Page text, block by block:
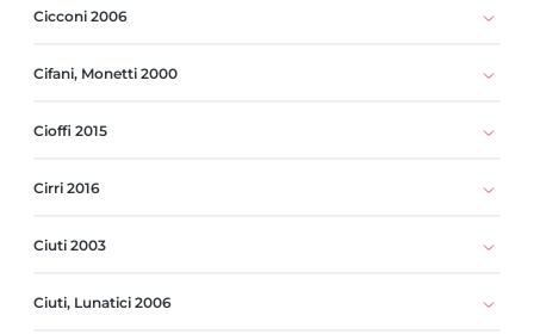
Cicconi 2006
Cifani, Monetti 2000
Cioffi 2015
Cirri 2016
Ciuti 2003
Ciuti, Lunatici 2006